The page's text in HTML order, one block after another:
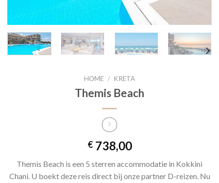
HOME / KRETA
Themis Beach
€738,00
Themis Beach is een 5 sterren accommodatie in Kokkini
Chani. U boekt deze reis direct bij onze partner D-reizen. Nu